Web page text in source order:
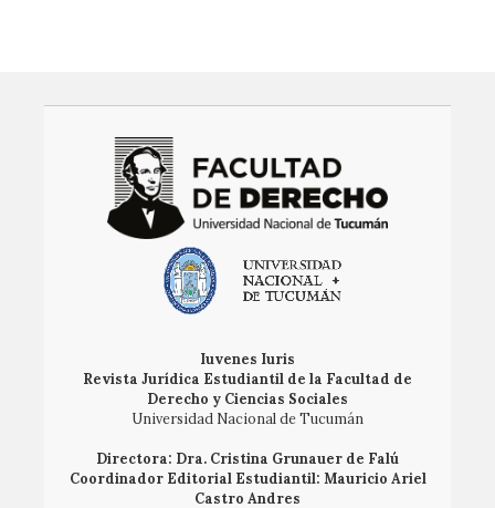
Iuvenes Iuris
Revista Jurídica Estudiantil de la Facultad de
Derecho y Ciencias Sociales
Universidad Nacional de Tucumán
Directora: Dra. Cristina Grunauer de Falú
Coordinador Editorial Estudiantil: Mauricio Ariel
Castro Andres